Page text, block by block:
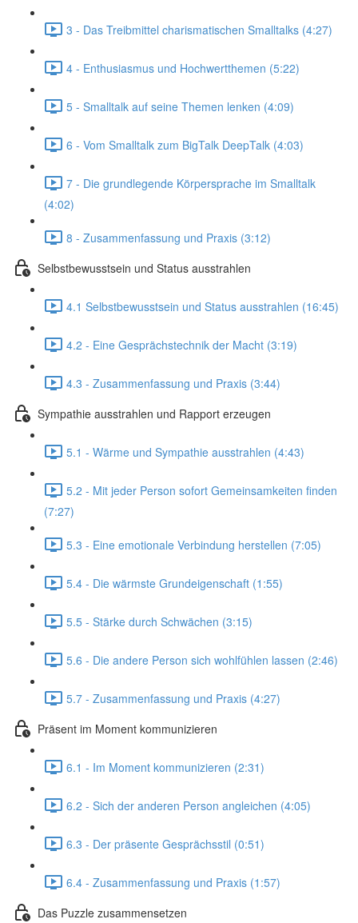
3 - Das Treibmittel charismatischen Smalltalks (4:27)
4 - Enthusiasmus und Hochwertthemen (5:22)
5 - Smalltalk auf seine Themen lenken (4:09)
6 - Vom Smalltalk zum BigTalk DeepTalk (4:03)
7 - Die grundlegende Körpersprache im Smalltalk
(4:02)
8 - Zusammenfassung und Praxis (3:12)
Selbstbewusstsein und Status ausstrahlen
4.1 Selbstbewusstsein und Status ausstrahlen (16:45)
4.2 - Eine Gesprächstechnik der Macht (3:19)
4.3 - Zusammenfassung und Praxis (3:44)
Sympathie ausstrahlen und Rapport erzeugen
5.1 - Wärme und Sympathie ausstrahlen (4:43)
5.2 - Mit jeder Person sofort Gemeinsamkeiten finden
(7:27)
5.3 - Eine emotionale Verbindung herstellen (7:05)
5.4 - Die wärmste Grundeigenschaft (1:55)
5.5 - Stärke durch Schwächen (3:15)
5.6 - Die andere Person sich wohlfühlen lassen (2:46)
5.7 - Zusammenfassung und Praxis (4:27)
Präsent im Moment kommunizieren
6.1 - Im Moment kommunizieren (2:31)
6.2 - Sich der anderen Person angleichen (4:05)
6.3 - Der präsente Gesprächsstil (0:51)
6.4 - Zusammenfassung und Praxis (1:57)
Das Puzzle zusammensetzen